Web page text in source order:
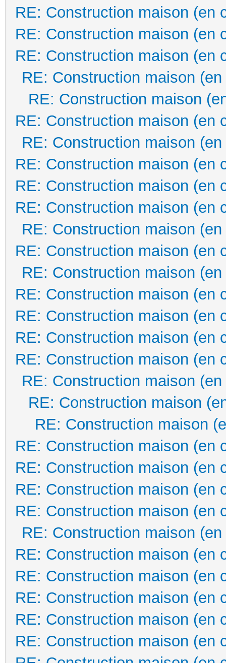
RE: Construction maison (en
RE: Construction maison (en
RE: Construction maison (en
RE: Construction maison
RE: Construction maison
RE: Construction maison (en
RE: Construction maison
RE: Construction maison (en
RE: Construction maison (en
RE: Construction maison (en
RE: Construction maison
RE: Construction maison (en
RE: Construction maison
RE: Construction maison (en
RE: Construction maison (en
RE: Construction maison (en
RE: Construction maison (en
RE: Construction maison
RE: Construction maison
RE: Construction maison
RE: Construction maison (en
RE: Construction maison (en
RE: Construction maison (en
RE: Construction maison (en
RE: Construction maison
RE: Construction maison (en
RE: Construction maison (en
RE: Construction maison (en
RE: Construction maison (en
RE: Construction maison (en